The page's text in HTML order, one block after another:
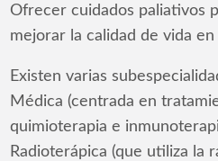
Ofrecer cuidados paliativos
mejorar la calidad de vida en
Existen varias
Médica (centrada en
quimioterapia e
Radioterápica (que utiliza la